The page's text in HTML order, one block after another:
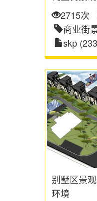
2715次
商业街
skp
别墅区景
环境